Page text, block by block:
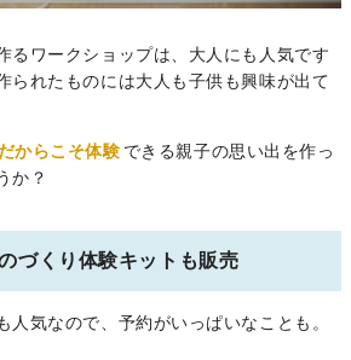
るワークショップは、大人にも人気です
られたものには大人も子供も興味が出て
からこそ体験 できる親子の思い出を作っ
か？
づくり体験キットも販売
人気なので、予約がいっぱいなことも。